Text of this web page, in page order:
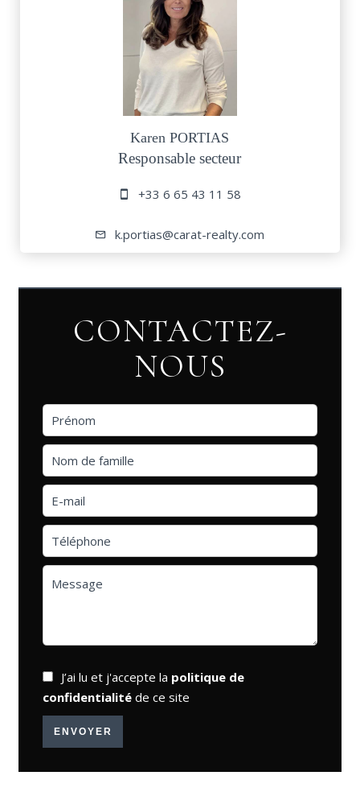
Karen PORTIAS
Responsable secteur
+33 6 65 43 11 58
k.portias@carat-realty.com
CONTACTEZ-
NOUS
J’ai lu et j'accepte la politique de
confidentialité de ce site
ENVOYER